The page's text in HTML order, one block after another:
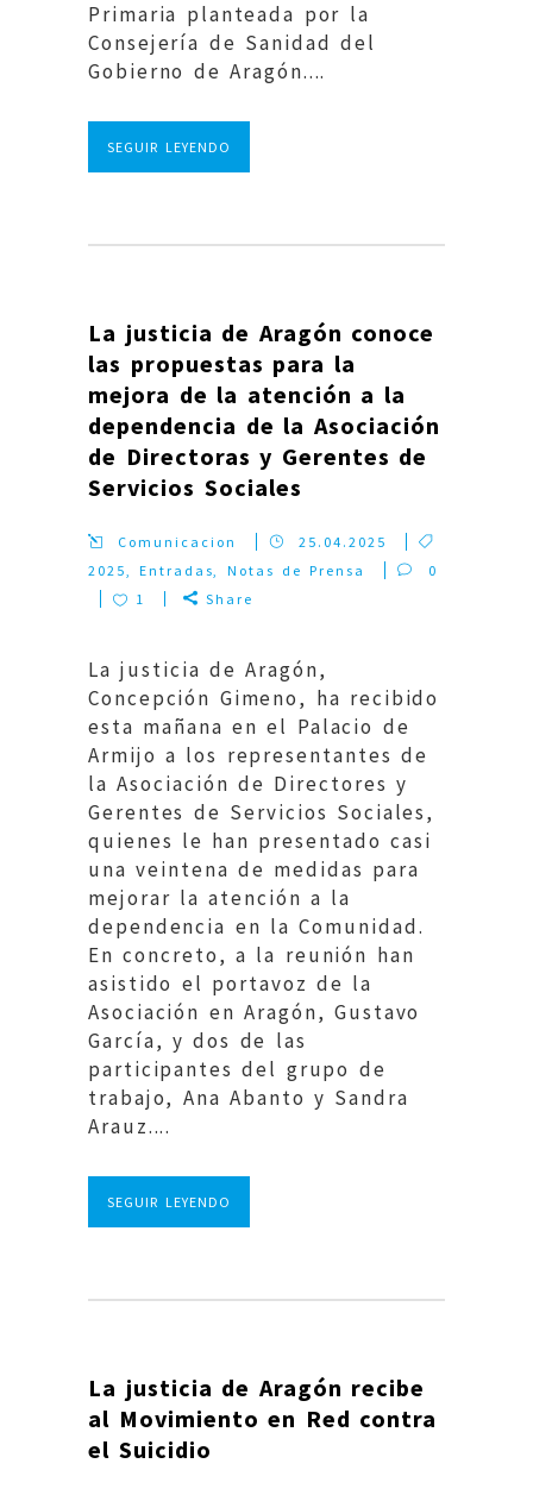
Primaria planteada por la
Consejería de Sanidad del
Gobierno de Aragón....
SEGUIR LEYENDO
La justicia de Aragón conoce
las propuestas para la
mejora de la atención a la
dependencia de la Asociación
de Directoras y Gerentes de
Servicios Sociales
Comunicacion
25.04.2025
2025,Entradas, Notas de Prensa
0
1
Share
La justicia de Aragón,
Concepción Gimeno, ha recibido
esta mañana en el Palacio de
Armijo a los representantes de
la Asociación de Directores y
Gerentes de Servicios Sociales,
quienes le han presentado casi
una veintena de medidas para
mejorar la atención a la
dependencia en la Comunidad.
En concreto, a la reunión han
asistido el portavoz de la
Asociación en Aragón, Gustavo
García, y dos de las
participantes del grupo de
trabajo, Ana Abanto y Sandra
Arauz....
SEGUIR LEYENDO
La justicia de Aragón recibe
al Movimiento en Red contra
el Suicidio